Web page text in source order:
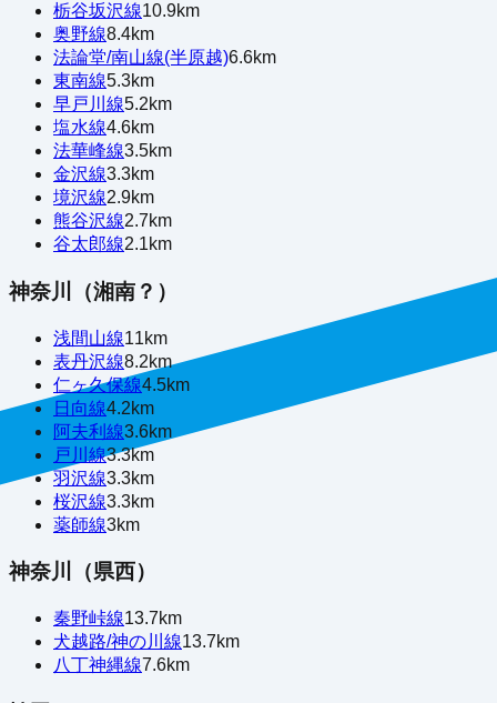
栃谷坂沢線10.9km
奥野線8.4km
法論堂/南山線(半原越)6.6km
東南線5.3km
早戸川線5.2km
塩水線4.6km
法華峰線3.5km
金沢線3.3km
境沢線2.9km
熊谷沢線2.7km
谷太郎線2.1km
神奈川（湘南？）
浅間山線11km
表丹沢線8.2km
仁ヶ久保線4.5km
日向線4.2km
阿夫利線3.6km
戸川線3.3km
羽沢線3.3km
桜沢線3.3km
薬師線3km
神奈川（県西）
秦野峠線13.7km
犬越路/神の川線13.7km
八丁神縄線7.6km